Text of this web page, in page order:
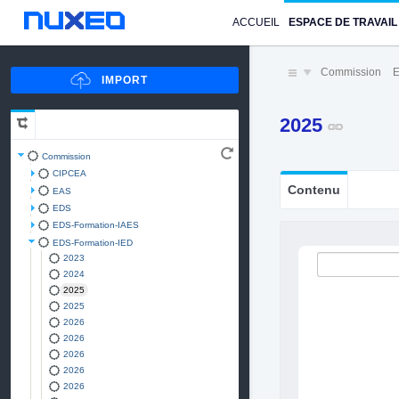
ACCUEIL ESPACE DE TRAVAIL
Commission
CIPCEA
EAS
EDS
EDS-Formation-IAES
EDS-Formation-IED
2023
2024
2025
2025
2026
2026
2026
2026
2026
Commission
2025
Contenu